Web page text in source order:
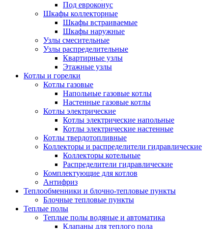
Под евроконус
Шкафы коллекторные
Шкафы встраиваемые
Шкафы наружные
Узлы смесительные
Узлы распределительные
Квартирные узлы
Этажные узлы
Котлы и горелки
Котлы газовые
Напольные газовые котлы
Настенные газовые котлы
Котлы электрические
Котлы электрические напольные
Котлы электрические настенные
Котлы твердотопливные
Коллекторы и распределители гидравлические
Коллекторы котельные
Распределители гидравлические
Комплектующие для котлов
Антифриз
Теплообменники и блочно-тепловые пункты
Блочные тепловые пункты
Теплые полы
Теплые полы водяные и автоматика
Клапаны для теплого пола